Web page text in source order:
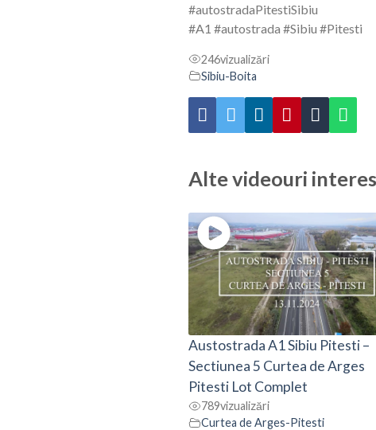
#autostradaPitestiSibiu
#A1 #autostrada #Sibiu #Pitesti
246vizualizări
Sibiu-Boita
Alte videouri
Austostrada A1 Sibiu Pitesti –
Sectiunea 5 Curtea de Arges
Pitesti Lot Complet
789vizualizări
Curtea de Arges-Pitesti